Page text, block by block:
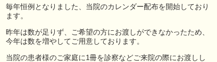
毎年恒例となりました、当院のカレンダー配布を開始しており
ます。
昨年は数が足りず、ご希望の方にお渡しができなかったため、
今年は数を増やしてご用意しております。
当院の患者様のご家庭に1冊を診察などご来院の際にお渡しし